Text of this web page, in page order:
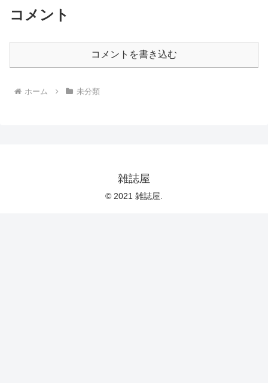
コメント
コメントを書き込む
ホーム 未分類
雑誌屋
© 2021 雑誌屋.